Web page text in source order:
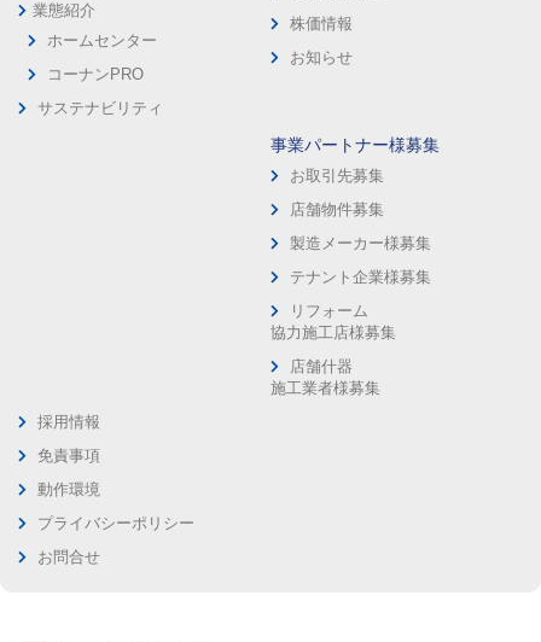
業態紹介
ホームセンター
コーナンPRO
サステナビリティ
株価情報
お知らせ
事業パートナー様募集
お取引先募集
店舗物件募集
製造メーカー様募集
テナント企業様募集
リフォーム
協力施工店様募集
店舗什器
施工業者様募集
採用情報
免責事項
動作環境
プライバシーポリシー
お問合せ